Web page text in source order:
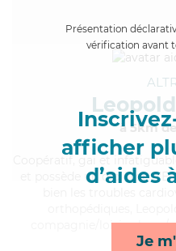
Présentation
vérification avant
afficher
d’aides
Je
à 5km
, gai et
et possède un diplôme
compagnie/loisirs, lever/